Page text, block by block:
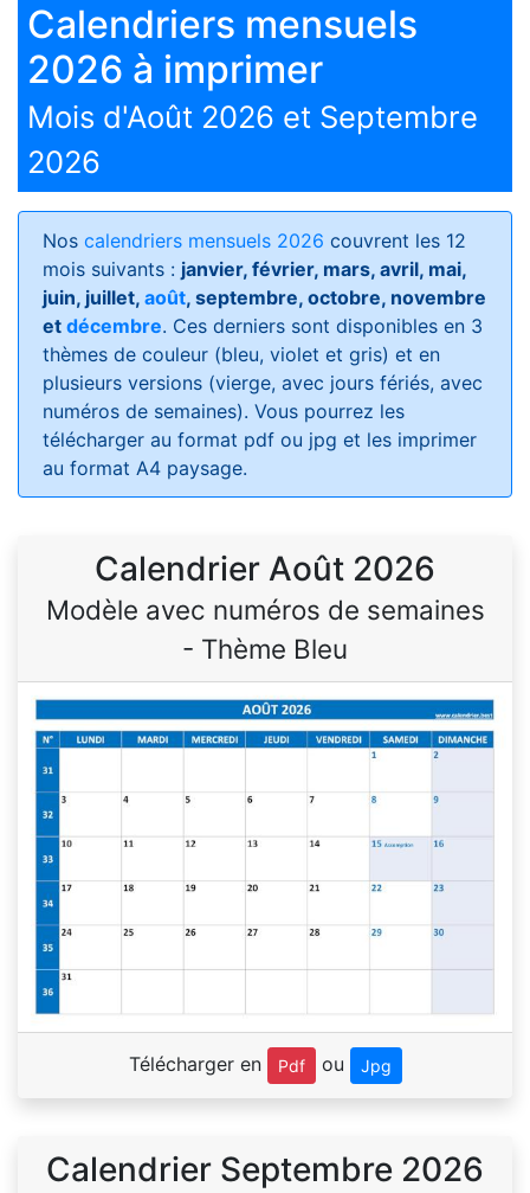
Calendriers mensuels
2026 à imprimer
Mois d'Août 2026 et Septembre
2026
Nos calendriers mensuels 2026 couvrent les 12
mois suivants : janvier, février, mars, avril, mai,
juin, juillet, août, septembre, octobre, novembre
et décembre. Ces derniers sont disponibles en 3
thèmes de couleur (bleu, violet et gris) et en
plusieurs versions (vierge, avec jours fériés, avec
numéros de semaines). Vous pourrez les
télécharger au format pdf ou jpg et les imprimer
au format A4 paysage.
Calendrier Août 2026
Modèle avec numéros de semaines
- Thème Bleu
Télécharger en Pdf ou Jpg
Calendrier Septembre 2026